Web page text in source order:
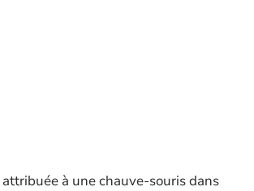
à une chauve-souris dans